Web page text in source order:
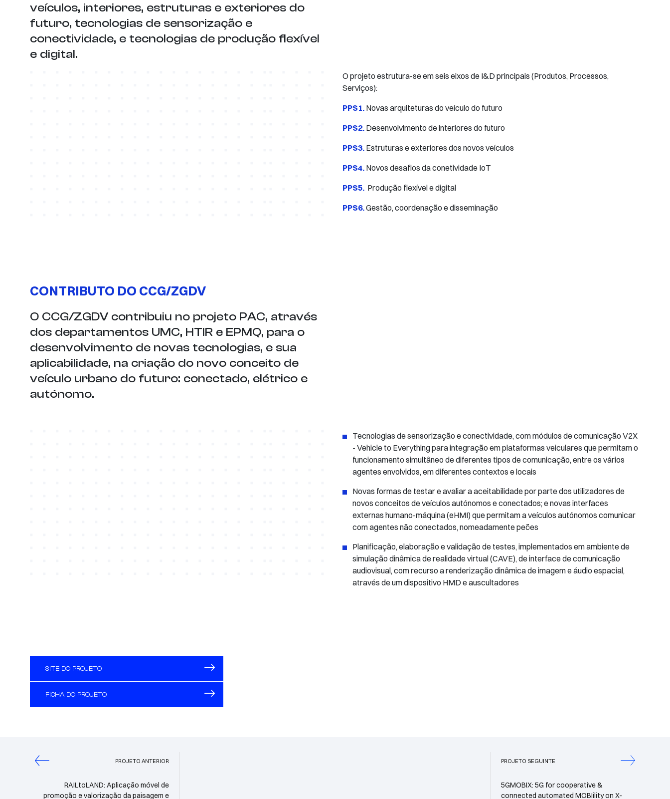
veículos, interiores, estruturas e exteriores do
futuro, tecnologias de sensorização e
conectividade, e tecnologias de produção flexível
e digital.
O projeto estrutura-se em seis eixos de I&D principais (Produtos, Processos,
Serviços):
PPS1. Novas arquiteturas do veículo do futuro
PPS2. Desenvolvimento de interiores do futuro
PPS3. Estruturas e exteriores dos novos veículos
PPS4. Novos desafios da conetividade IoT
PPS5. Produção flexível e digital
PPS6.​Gestão, coordenação e disseminação
CONTRIBUTO DO CCG/ZGDV
O CCG/ZGDV contribuiu no projeto PAC, através
dos departamentos UMC, HTIR e EPMQ, para o
desenvolvimento de novas tecnologias, e sua
aplicabilidade, na criação do novo conceito de
veículo urbano do futuro: conectado, elétrico e
autónomo.
Tecnologias de sensorização e conectividade, com módulos de comunicação V2X
- Vehicle to Everything para integração em plataformas veiculares que permitam o
funcionamento simultâneo de diferentes tipos de comunicação, entre os vários
agentes envolvidos, em diferentes contextos e locais
Novas formas de testar e avaliar a aceitabilidade por parte dos utilizadores de
novos conceitos de veículos autónomos e conectados; e novas interfaces
externas humano-máquina (eHMI) que permitam a veículos autónomos comunicar
com agentes não conectados, nomeadamente peões
Planificação, elaboração e validação de testes, implementados em ambiente de
simulação dinâmica de realidade virtual (CAVE), de interface de comunicação
audiovisual, com recurso a renderização dinâmica de imagem e áudio espacial,
através de um dispositivo HMD e auscultadores
SITE DO PROJETO
FICHA DO PROJETO
PROJETO ANTERIOR
RAILtoLAND: Aplicação móvel de
promoção e valorização da paisagem e
PROJETO SEGUINTE
5GMOBIX: 5G for cooperative &
connected automated MOBIility on X-